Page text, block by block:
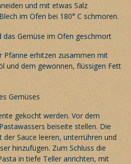
und mit etwas Salz
im Ofen bei 180° C schmoren.
Pfanne erhitzen zusammen mit
und dem gewonnen, flüssigen Fett
gekocht werden. Vor dem
beiseite stellen. Die
Sauce leeren, unterrühren und
hinzufügen. Zum Schluss die
in tiefe Teller anrichten, mit